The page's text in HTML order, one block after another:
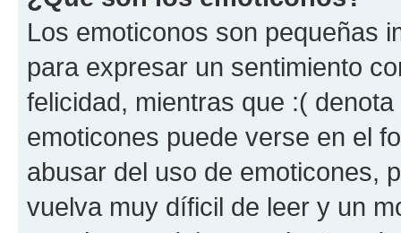
Los emoticonos son pequeñas
para expresar un sentimiento
felicidad, mientras que :(
emoticones puede verse en el
abusar del uso de emoticones,
vuelva muy díficil de leer y un